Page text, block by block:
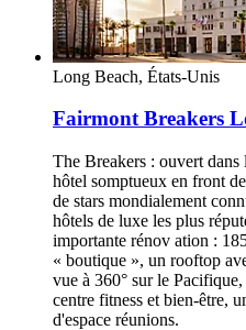
Long Beach, États-Unis
Fairmont Breakers
The Breakers : ouvert dans
hôtel somptueux en front
de stars mondialement
hôtels de luxe les plus
importante rénov ation :
« boutique », un rooftop
vue à 360° sur le
centre fitness et bien-être,
d'espace réunions.